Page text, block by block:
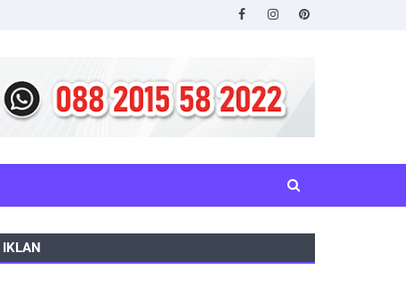
IKLAN